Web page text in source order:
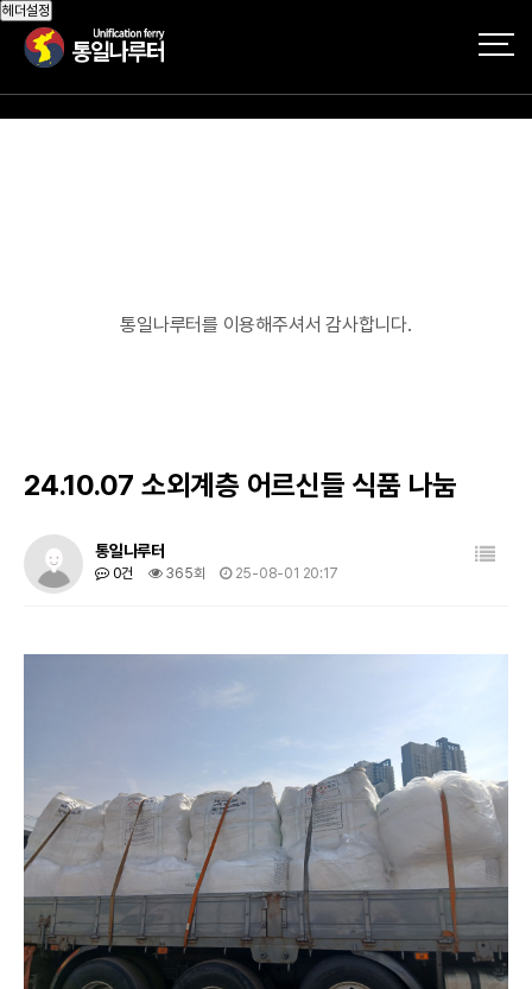
헤더설정
통일나루터를 이용해주셔서 감사합니다.
24.10.07 소외계층 어르신들 식품 나눔
통일나루터
0건 365회 25-08-01 20:17